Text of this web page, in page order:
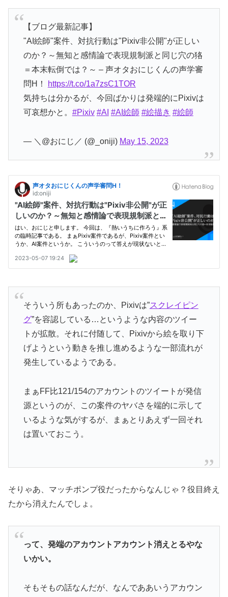
【ブログ最新記事】
"AI絵師"案件、対抗行動は"Pixiv非公開"が正しい
のか？～無知と感情論で表現規制派と同じ穴の狢
＝本末転倒では？～ – 声オタおにじくんの声学審
問H！
https://t.co/1a7zsC1TOR
気持ちは分かるが、今回ばかりは発端的にPixivは
可哀想かと。 #Pixiv #AI #AI絵師 #絵描き #絵師
— ＼@おにじ／ (@_oniji) May 15, 2023
そういう所もあったのか、Pixivは”スクレイピン
グ”を容認している…というような内容のツイー
トが拡散。それに付随して、Pixivから絵を取り下
げようという動きを推し進めるような一部流れが
発生しているようである。
まぁFF比121/154のアカウントのツイートが発信
源というのが、この案件のヤバさを端的に示して
いるような気がするが、まぁとりあえず一回それ
は置いておこう。
そりゃあ、マッチポンプ役だったからなんじゃ？役目終え
たから消えたんでしょ。
って、発端のアカウントアカウント消えとるやな
いかい。
そもそもの話なんだが、なんでああいうアカウン